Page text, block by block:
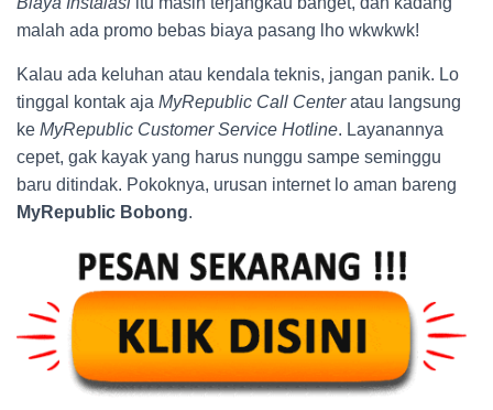
malah ada promo bebas biaya pasang lho wkwkwk!
Kalau ada keluhan atau kendala teknis, jangan panik. Lo
tinggal kontak aja MyRepublic Call Centeratau langsung
ke MyRepublic Customer Service Hotline. Layanannya
cepet, gak kayak yang harus nunggu sampe seminggu
baru ditindak. Pokoknya, urusan internet lo aman bareng
MyRepublic Bobong.